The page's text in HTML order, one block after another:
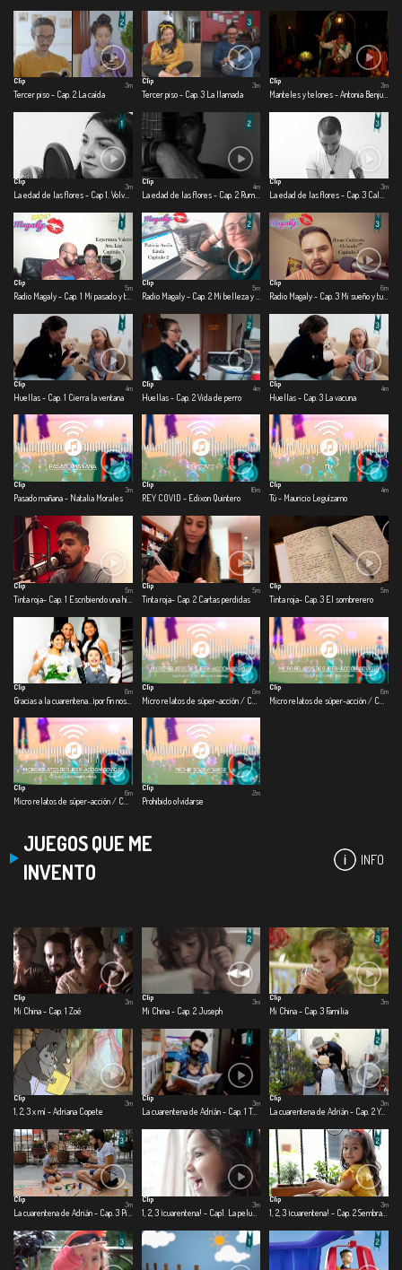
Clip
Tercer piso - Cap. 2 La caída
3m
Clip
Tercer piso - Cap. 3 La llamada
3m
Clip
3m
Clip
La edad de las flores - Cap 1. Volver a creer
3m
Clip
La edad de las flores - Cap. 2 Rumbo
4m
Clip
La edad de las flores - Cap. 3 Calma
3m
Clip
5m
Clip
5m
Clip
6m
Clip
Huellas - Cap. 1 Cierra la ventana
4m
Clip
Huellas - Cap. 2 Vida de perro
4m
Clip
Huellas - Cap. 3 La vacuna
4m
Clip
Pasado mañana - Natalia Morales
3m
Clip
REY COVID - Edixon Quintero
16m
Clip
Tú - Mauricio Leguízamo
4m
Clip
5m
Clip
Tinta roja- Cap. 2 Cartas perdidas
5m
Clip
Tinta roja- Cap. 3 El sombrerero
5m
Clip
6m
Clip
Micro relatos de súper-acción / COVID – 19 - Cap 1. Covid-viendo con el enemigo
6m
Clip
6m
Clip
6m
Clip
Prohibido olvidarse
2m
JUEGOS QUE ME
INVENTO
INFO
Clip
Mi China - Cap. 1 Zoé
3m
Clip
Mi China - Cap. 2 Juseph
3m
Clip
Mi China - Cap. 3 Familia
3m
Clip
1, 2, 3 x mí - Adriana Copete
3m
Clip
La cuarentena de Adrián - Cap. 1 Te cuido, me cuido
3m
Clip
La cuarentena de Adrián - Cap. 2 Yo quiero ser
3m
Clip
3m
Clip
1, 2, 3 ¡cuarentena! - Cap1. La peluquería
3m
Clip
3m